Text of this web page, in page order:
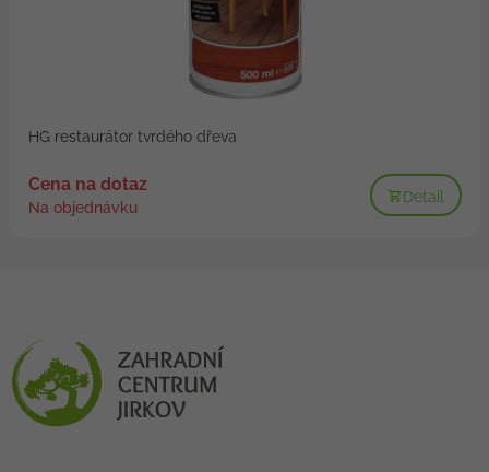
HG restaurátor tvrdého dřeva
Cena na dotaz
Na objednávku
Detail